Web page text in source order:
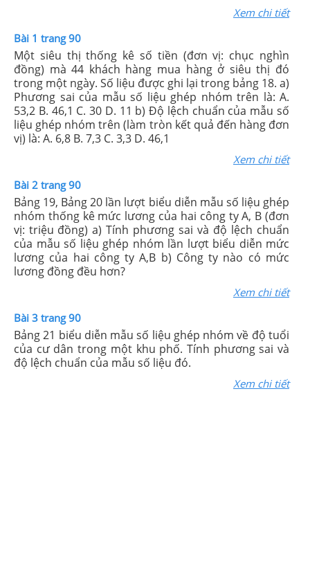
Xem chi tiết
Bài 1 trang 90
Một siêu thị thống kê số tiền (đơn vị: chục nghìn
đồng) mà 44 khách hàng mua hàng ở siêu thị đó
trong một ngày. Số liệu được ghi lại trong bảng 18. a)
Phương sai của mẫu số liệu ghép nhóm trên là: A.
53,2 B. 46,1 C. 30 D. 11 b) Độ lệch chuẩn của mẫu số
liệu ghép nhóm trên (làm tròn kết quả đến hàng đơn
vị) là: A. 6,8 B. 7,3 C. 3,3 D. 46,1
Xem chi tiết
Bài 2 trang 90
Bảng 19, Bảng 20 lần lượt biểu diễn mẫu số liệu ghép
nhóm thống kê mức lương của hai công ty A, B (đơn
vị: triệu đồng) a) Tính phương sai và độ lệch chuẩn
của mẫu số liệu ghép nhóm lần lượt biểu diễn mức
lương của hai công ty A,B b) Công ty nào có mức
lương đồng đều hơn?
Xem chi tiết
Bài 3 trang 90
Bảng 21 biểu diễn mẫu số liệu ghép nhóm về độ tuổi
của cư dân trong một khu phố. Tính phương sai và
độ lệch chuẩn của mẫu số liệu đó.
Xem chi tiết